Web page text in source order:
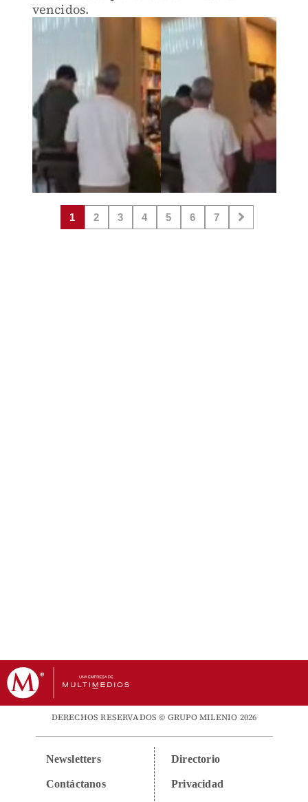
vencidos.
1 2 3 4 5 6 7
DERECHOS RESERVADOS © GRUPO MILENIO 2026
Newsletters
Contáctanos
Directorio
Privacidad